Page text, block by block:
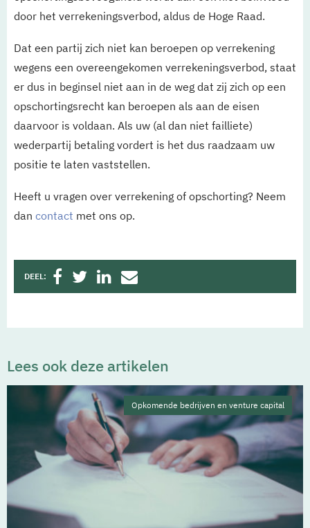
door het verrekeningsverbod, aldus de Hoge Raad.
Dat een partij zich niet kan beroepen op verrekening
wegens een overeengekomen verrekeningsverbod, staat
er dus in beginsel niet aan in de weg dat zij zich op een
opschortingsrecht kan beroepen als aan de eisen
daarvoor is voldaan. Als uw (al dan niet failliete)
wederpartij betaling vordert is het dus raadzaam uw
positie te laten vaststellen.
Heeft u vragen over verrekening of opschorting? Neem
dan contact met ons op.
DEEL:
Lees ook deze artikelen
Opkomende bedrijven en venture capital